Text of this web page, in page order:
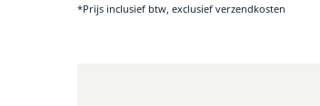
*Prijs inclusief btw, exclusief verzendkosten